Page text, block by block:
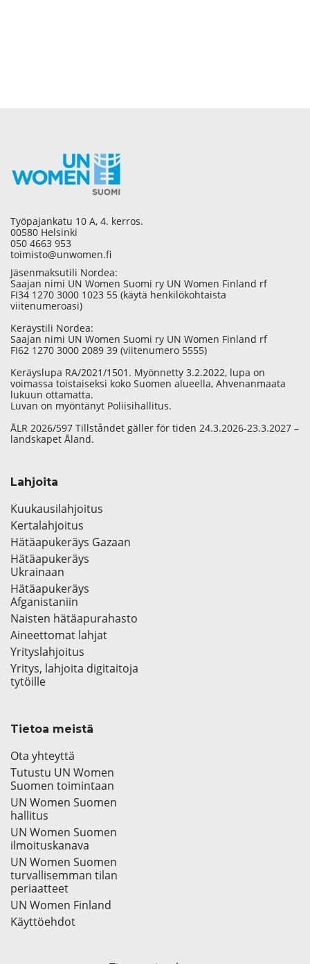
Työpajankatu 10 A, 4. kerros.
00580 Helsinki
050 4663 953
toimisto@unwomen.fi
Jäsenmaksutili Nordea:
Saajan nimi UN Women Suomi ry UN Women Finland rf
FI34 1270 3000 1023 55 (käytä henkilökohtaista
viitenumeroasi)
Keräystili Nordea:
Saajan nimi UN Women Suomi ry UN Women Finland rf
FI62 1270 3000 2089 39 (viitenumero 5555)
Keräyslupa RA/2021/1501. Myönnetty 3.2.2022, lupa on
voimassa toistaiseksi koko Suomen alueella, Ahvenanmaata
lukuun ottamatta.
Luvan on myöntänyt Poliisihallitus.
ÅLR 2026/597 Tillståndet gäller för tiden 24.3.2026-23.3.2027 –
landskapet Åland.
Lahjoita
Kuukausilahjoitus
Kertalahjoitus
Hätäapukeräys Gazaan
Hätäapukeräys
Ukrainaan
Hätäapukeräys
Afganistaniin
Naisten hätäapurahasto
Aineettomat lahjat
Yrityslahjoitus
Yritys, lahjoita digitaitoja
tytöille
Tietoa meistä
Ota yhteyttä
Tutustu UN Women
Suomen toimintaan
UN Women Suomen
hallitus
UN Women Suomen
ilmoituskanava
UN Women Suomen
turvallisemman tilan
periaatteet
UN Women Finland
Käyttöehdot